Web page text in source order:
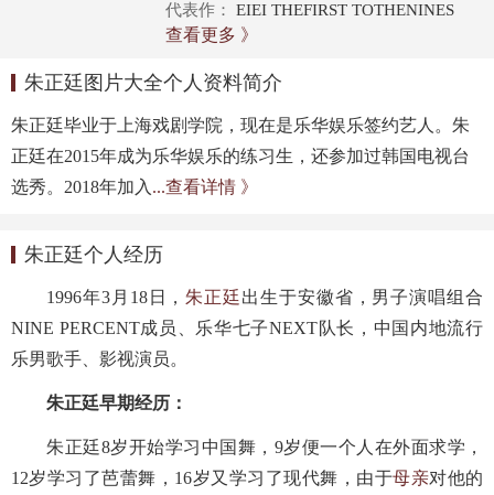
代表作：
EIEI THEFIRST TOTHENINES
查看更多 》
朱正廷图片大全个人资料简介
朱正廷毕业于上海戏剧学院，现在是乐华娱乐签约艺人。朱
正廷在2015年成为乐华娱乐的练习生，还参加过韩国电视台
选秀。2018年加入 ...查看详情 》
朱正廷个人经历
1996年3月18日，朱正廷出生于安徽省，男子演唱组合
NINE PERCENT成员、乐华七子NEXT队长，中国内地流行
乐男歌手、影视演员。
朱正廷早期经历：
朱正廷8岁开始学习中国舞，9岁便一个人在外面求学，
12岁学习了芭蕾舞，16岁又学习了现代舞，由于母亲对他的